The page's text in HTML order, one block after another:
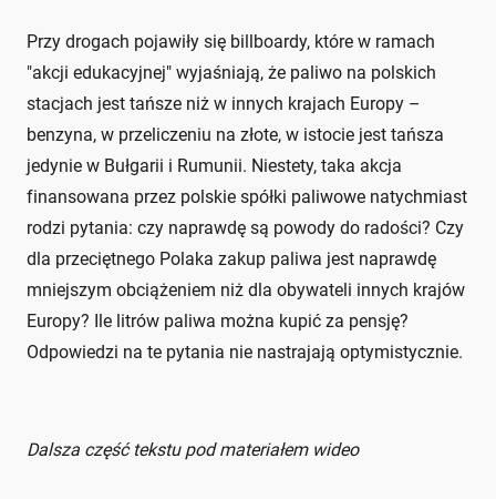
Przy drogach pojawiły się billboardy, które w ramach
"akcji edukacyjnej" wyjaśniają, że paliwo na polskich
stacjach jest tańsze niż w innych krajach Europy –
benzyna, w przeliczeniu na złote, w istocie jest tańsza
jedynie w Bułgarii i Rumunii. Niestety, taka akcja
finansowana przez polskie spółki paliwowe natychmiast
rodzi pytania: czy naprawdę są powody do radości? Czy
dla przeciętnego Polaka zakup paliwa jest naprawdę
mniejszym obciążeniem niż dla obywateli innych krajów
Europy? Ile litrów paliwa można kupić za pensję?
Odpowiedzi na te pytania nie nastrajają optymistycznie.
Dalsza część tekstu pod materiałem wideo